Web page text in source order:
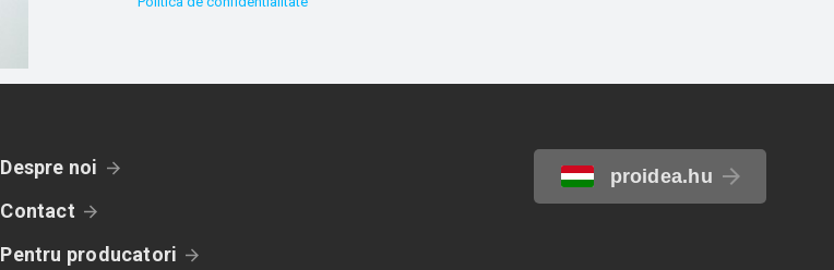
Despre noi
Contact
Pentru producatori
proidea.hu